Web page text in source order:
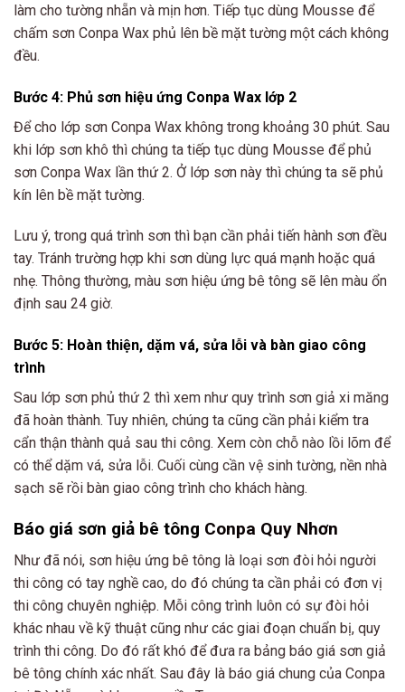
làm cho tường nhẵn và mịn hơn. Tiếp tục dùng Mousse để
chấm sơn Conpa Wax phủ lên bề mặt tường một cách không
đều.
Bước 4: Phủ sơn hiệu ứng Conpa Wax lớp 2
Để cho lớp sơn Conpa Wax không trong khoảng 30 phút. Sau
khi lớp sơn khô thì chúng ta tiếp tục dùng Mousse để phủ
sơn Conpa Wax lần thứ 2. Ở lớp sơn này thì chúng ta sẽ phủ
kín lên bề mặt tường.
Lưu ý, trong quá trình sơn thì bạn cần phải tiến hành sơn đều
tay. Tránh trường hợp khi sơn dùng lực quá mạnh hoặc quá
nhẹ. Thông thường, màu sơn hiệu ứng bê tông sẽ lên màu ổn
định sau 24 giờ.
Bước 5: Hoàn thiện, dặm vá, sửa lỗi và bàn giao công
trình
Sau lớp sơn phủ thứ 2 thì xem như quy trình sơn giả xi măng
đã hoàn thành. Tuy nhiên, chúng ta cũng cần phải kiểm tra
cẩn thận thành quả sau thi công. Xem còn chỗ nào lồi lõm để
có thể dặm vá, sửa lỗi. Cuối cùng cần vệ sinh tường, nền nhà
sạch sẽ rồi bàn giao công trình cho khách hàng.
Báo giá sơn giả bê tông Conpa Quy Nhơn
Như đã nói, sơn hiệu ứng bê tông là loại sơn đòi hỏi người
thi công có tay nghề cao, do đó chúng ta cần phải có đơn vị
thi công chuyên nghiệp. Mỗi công trình luôn có sự đòi hỏi
khác nhau về kỹ thuật cũng như các giai đoạn chuẩn bị, quy
trình thi công. Do đó rất khó để đưa ra bảng báo giá sơn giả
bê tông chính xác nhất. Sau đây là báo giá chung của Conpa